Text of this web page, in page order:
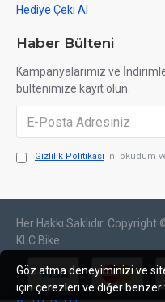
Hediye Çeki Al
Haber Bülteni
Kampanyalarımız ve
bültenimize kayıt olun.
Gizlilik Politikası 'ni okudum
Her Hakkı Saklıdır. Copyright
KLC Bike
Göz atma deneyiminizi ve
için çerezleri ve diğer benzer